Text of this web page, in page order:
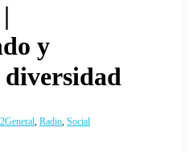
y
diversidad
General Radio Social